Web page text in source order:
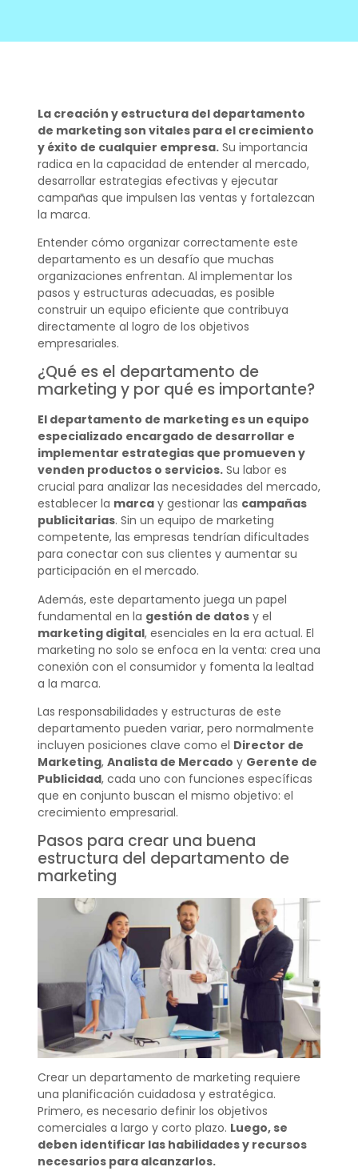
La creación y estructura del departamento
de marketing son vitales para el crecimiento
y éxito de cualquier empresa.Su importancia
radica en la capacidad de entender al mercado,
desarrollar estrategias efectivas y ejecutar
campañas que impulsen las ventas y fortalezcan
la marca.
Entender cómo organizar correctamente este
departamento es un desafío que muchas
organizaciones enfrentan. Al implementar los
pasos y estructuras adecuadas, es posible
construir un equipo eficiente que contribuya
directamente al logro de los objetivos
empresariales.
¿Qué es el departamento de
marketing y por qué es importante?
El departamento de marketing es un equipo
especializado encargado de desarrollar e
implementar estrategias que promueven y
venden productos o servicios.Su labor es
crucial para analizar las necesidades del mercado,
establecer la marcay gestionar las campañas
publicitarias. Sin un equipo de marketing
competente, las empresas tendrían dificultades
para conectar con sus clientes y aumentar su
participación en el mercado.
Además, este departamento juega un papel
fundamental en la gestión de datosy el
marketing digital, esenciales en la era actual. El
marketing no solo se enfoca en la venta: crea una
conexión con el consumidor y fomenta la lealtad
a la marca.
Las responsabilidades y estructuras de este
departamento pueden variar, pero normalmente
incluyen posiciones clave como el Director de
Marketing, Analista de Mercado y Gerente de
Publicidad, cada uno con funciones específicas
que en conjunto buscan el mismo objetivo: el
crecimiento empresarial.
Pasos para crear una buena
estructura del departamento de
marketing
Crear un departamento de marketing requiere
una planificación cuidadosa y estratégica.
Primero, es necesario definir los objetivos
comerciales a largo y corto plazo. Luego, se
deben identificar las habilidades y recursos
necesarios para alcanzarlos.